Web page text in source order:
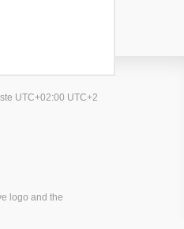
UTC+02:00 UTC+2
logo and the